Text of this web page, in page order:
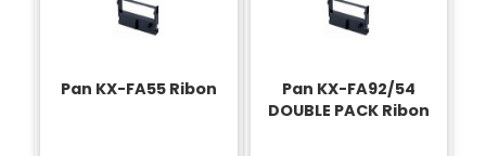
Pan KX-FA55 Ribon
Pan KX-FA92/54
DOUBLE PACK Ribon